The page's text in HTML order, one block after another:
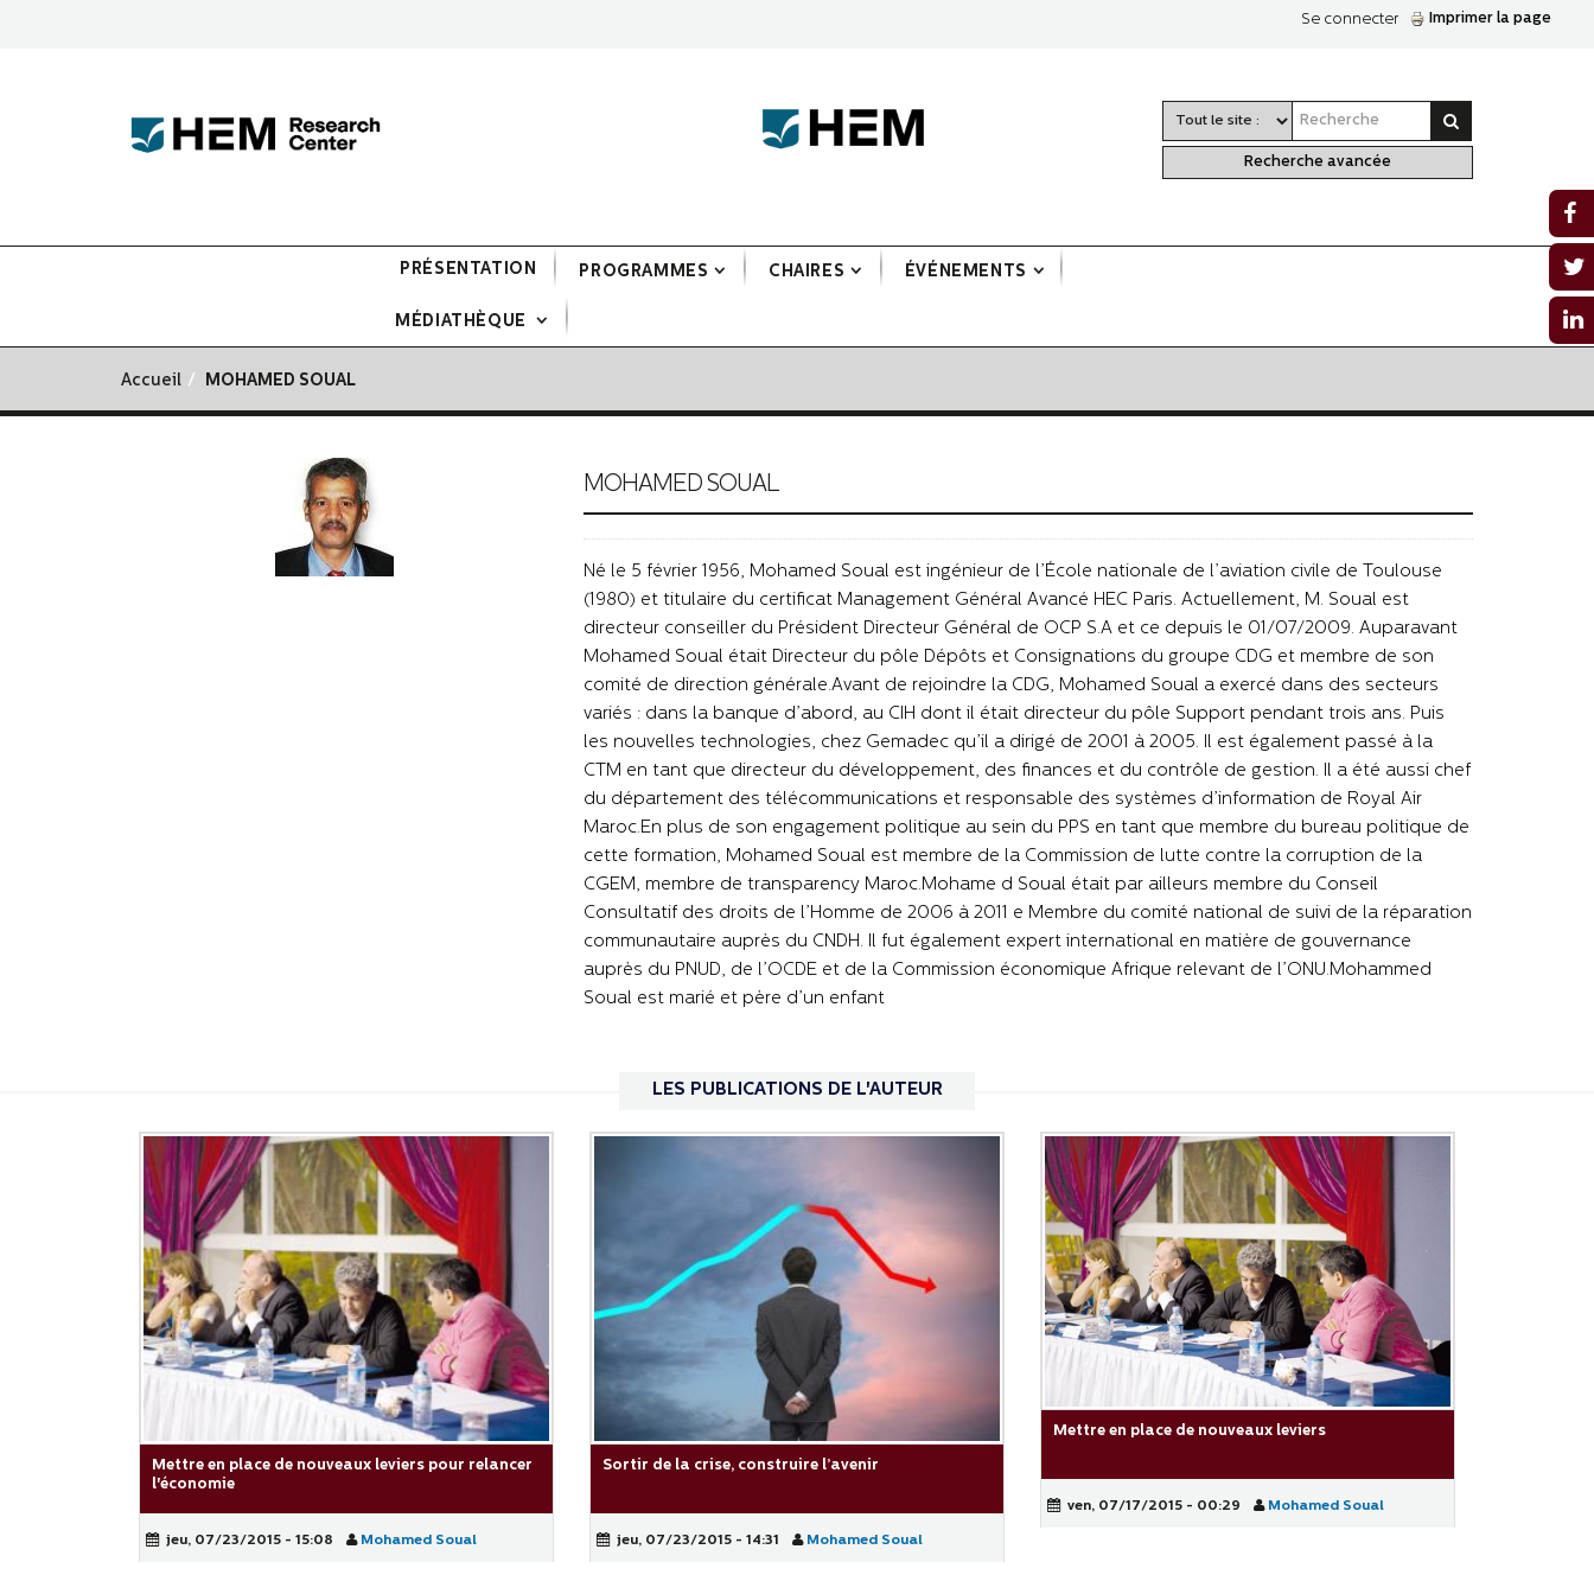
Se connecter Imprimer la page
Recherche avancée
PRÉSENTATION PROGRAMMES CHAIRES ÉVÉNEMENTS
MÉDIATHÈQUE
Accueil MOHAMED SOUAL
MOHAMED SOUAL
Né le 5 février 1956, Mohamed Soual est ingénieur de l’École nationale de l’aviation civile de Toulouse
(1980) et titulaire du certificat Management Général Avancé HEC Paris. Actuellement, M. Soual est
directeur conseiller du Président Directeur Général de OCP S.A et ce depuis le 01/07/2009. Auparavant
Mohamed Soual était Directeur du pôle Dépôts et Consignations du groupe CDG et membre de son
comité de direction générale.Avant de rejoindre la CDG, Mohamed Soual a exercé dans des secteurs
variés : dans la banque d’abord, au CIH dont il était directeur du pôle Support pendant trois ans. Puis
les nouvelles technologies, chez Gemadec qu’il a dirigé de 2001 à 2005. Il est également passé à la
CTM en tant que directeur du développement, des finances et du contrôle de gestion. Il a été aussi chef
du département des télécommunications et responsable des systèmes d’information de Royal Air
Maroc.En plus de son engagement politique au sein du PPS en tant que membre du bureau politique de
cette formation, Mohamed Soual est membre de la Commission de lutte contre la corruption de la
CGEM, membre de transparency Maroc.Mohame d Soual était par ailleurs membre du Conseil
Consultatif des droits de l’Homme de 2006 à 2011 e Membre du comité national de suivi de la réparation
communautaire auprès du CNDH. Il fut également expert international en matière de gouvernance
auprès du PNUD, de l’OCDE et de la Commission économique Afrique relevant de l’ONU.Mohammed
Soual est marié et père d’un enfant
LES PUBLICATIONS DE L'AUTEUR
Mettre en place de nouveaux leviers pour relancer
l'économie
jeu, 07/23/2015 - 15:08 Mohamed Soual
Sortir de la crise, construire l’avenir
jeu, 07/23/2015 - 14:31 Mohamed Soual
Mettre en place de nouveaux leviers
ven, 07/17/2015 - 00:29 Mohamed Soual